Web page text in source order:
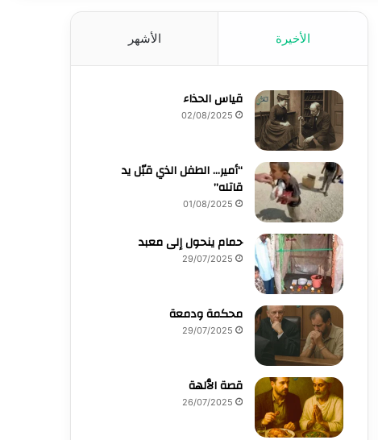
الأخيرة الأشهر
قياس الحذاء
02/08/2025
“أمير… الطفل الذي قبّل يد
قاتله”
01/08/2025
حمام ينحول إلى معبد
29/07/2025
محكمة ودمعة
29/07/2025
قصة الٱلهة
26/07/2025